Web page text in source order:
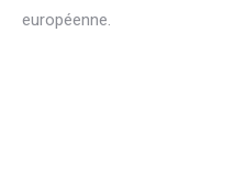
européenne.